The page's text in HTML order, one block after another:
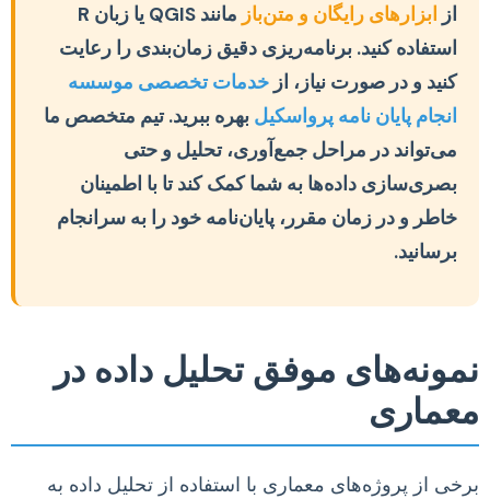
از ابزارهای رایگان و متن‌باز
مانند QGIS یا زبان R
استفاده کنید. برنامه‌ریزی دقیق زمان‌بندی را رعایت
کنید و در صورت نیاز، از خدمات تخصصی موسسه
انجام پایان نامه پرواسکیل بهره ببرید. تیم متخصص ما
می‌تواند در مراحل جمع‌آوری، تحلیل و حتی
بصری‌سازی داده‌ها به شما کمک کند تا با اطمینان
خاطر و در زمان مقرر، پایان‌نامه خود را به سرانجام
برسانید.
نمونه‌های موفق تحلیل داده در
معماری
برخی از پروژه‌های معماری با استفاده از تحلیل داده به